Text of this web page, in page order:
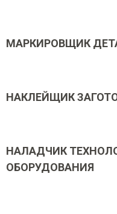
МАРКИРОВЩИК
НАКЛЕЙЩИК
НАЛАДЧИК
ОБОРУДОВАНИЯ